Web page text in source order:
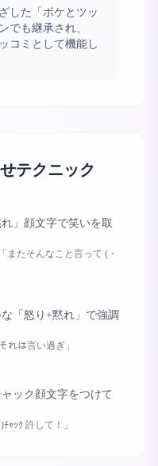
した「ボケとツッ
でも継承され、
コミとして機能し
テクニック
」顔文字で笑いを取
またそんなこと言って (・
「怒り+黙れ」で強調
れは言い過ぎ」
ック顔文字をつけて
ｬｯｸ 許して！」